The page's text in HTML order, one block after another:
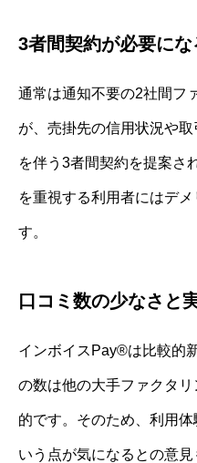
3者間契約が必要に
通常は通知不要の2社間フ
が、売掛先の信用状況や
を伴う3者間契約を提案さ
を重視する利用者にはデ
す。
口コミ数の少なさと
インボイスPay®は比較的
の数は他の大手ファクタ
的です。そのため、利用
いう点が気になるとの意